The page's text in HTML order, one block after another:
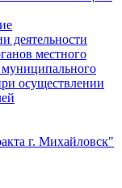
деятельности
местного
осуществлении
г. Михайловск"